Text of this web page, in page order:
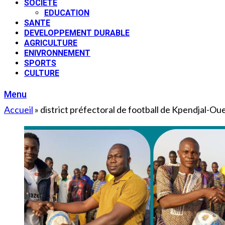
SOCIETE
EDUCATION
SANTE
DEVELOPPEMENT DURABLE
AGRICULTURE
ENIVRONNEMENT
SPORTS
CULTURE
Menu
Accueil » district préfectoral de football de Kpendjal-